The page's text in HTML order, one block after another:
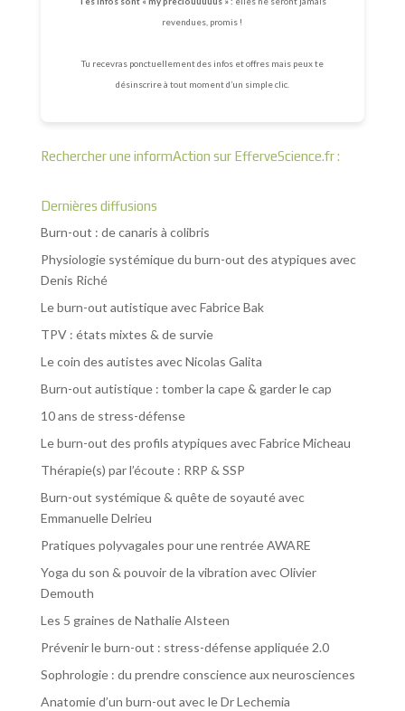
revendues, promis !
Tu recevras ponctuellement des infos et offres mais peux te
désinscrire à tout moment d’un simple clic.
Rechercher une informAction sur EfferveScience.fr :
Dernières diffusions
Burn-out : de canaris à colibris
Physiologie systémique du burn-out des atypiques avec
Denis Riché
Le burn-out autistique avec Fabrice Bak
TPV : états mixtes & de survie
Le coin des autistes avec Nicolas Galita
Burn-out autistique : tomber la cape & garder le cap
10 ans de stress-défense
Le burn-out des profils atypiques avec Fabrice Micheau
Thérapie(s) par l’écoute : RRP & SSP
Burn-out systémique & quête de soyauté avec
Emmanuelle Delrieu
Pratiques polyvagales pour une rentrée AWARE
Yoga du son & pouvoir de la vibration avec Olivier
Demouth
Les 5 graines de Nathalie Alsteen
Prévenir le burn-out : stress-défense appliquée 2.0
Sophrologie : du prendre conscience aux neurosciences
Anatomie d’un burn-out avec le Dr Lechemia